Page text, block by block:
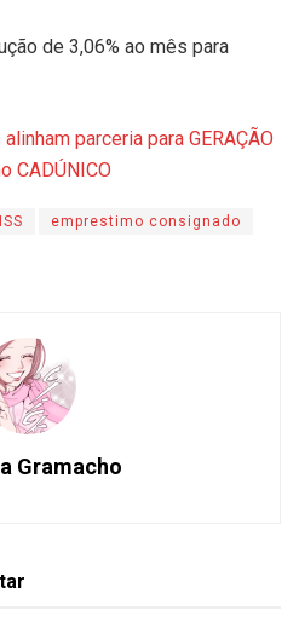
de 3,06% ao mês para
parceria para GERAÇÃO
CADÚNICO
emprestimo consignado
Gramacho